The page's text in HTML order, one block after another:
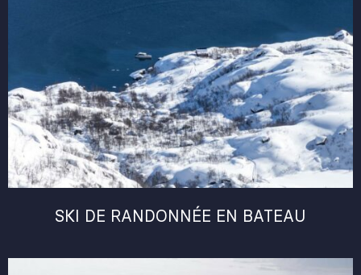
SKI DE RANDONNÉE EN BATEAU